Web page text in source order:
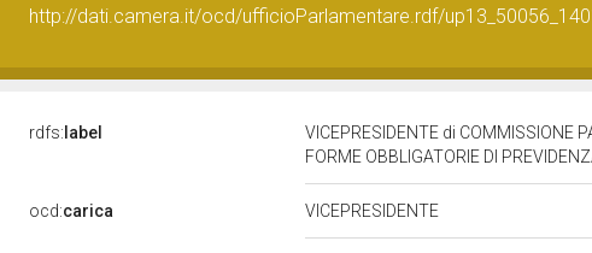
http://dati.camera.it/ocd/ufficioParlamentare.rdf/
rdfs: label
VICEPRESIDENTE di COMMISSIONE
FORME OBBLIGATORIE DI
ocd:carica VICEPRESIDENTE